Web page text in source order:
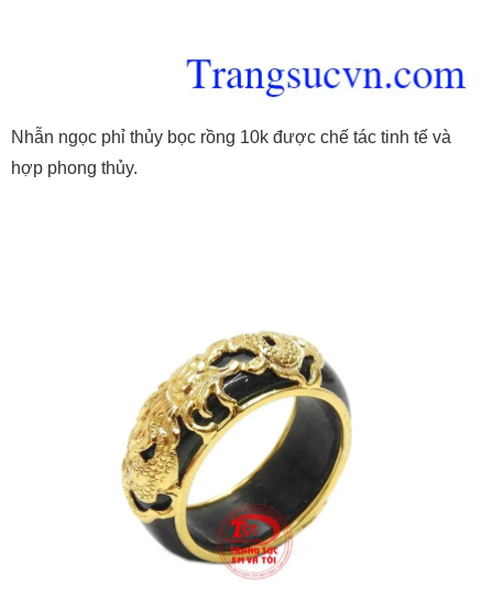
Nhẫn ngọc phỉ thủy bọc rồng 10k được chế tác tinh tế và
hợp phong thủy.